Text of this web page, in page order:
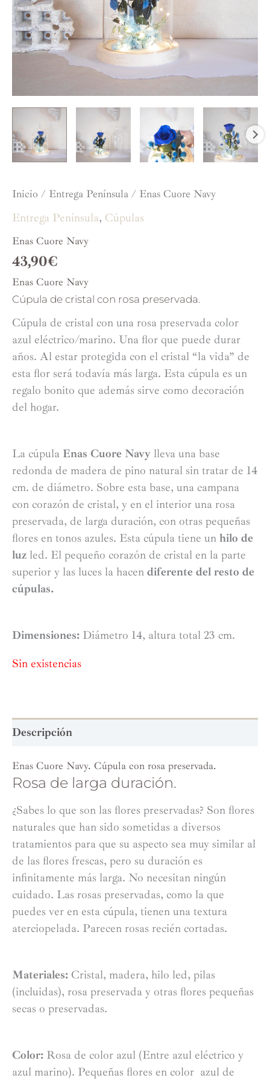
Inicio / Entrega Península / Enas Cuore Navy
Entrega Península, Cúpulas
Enas Cuore Navy
43,90€
Enas Cuore Navy
Cúpula de cristal con rosa preservada.
Cúpula de cristal con una rosa preservada color
azul eléctrico/marino. Una flor que puede durar
años. Al estar protegida con el cristal “la vida” de
esta flor será todavía más larga. Esta cúpula es un
regalo bonito que además sirve como decoración
del hogar.
La cúpula Enas Cuore Navy lleva una base
redonda de madera de pino natural sin tratar de 14
cm. de diámetro. Sobre esta base, una campana
con corazón de cristal, y en el interior una rosa
preservada, de larga duración, con otras pequeñas
flores en tonos azules. Esta cúpula tiene un hilo de
luz led. El pequeño corazón de cristal en la parte
superior y las luces la hacen diferente del resto de
cúpulas.
Dimensiones: Diámetro 14, altura total 23 cm.
Sin existencias
Descripción
Enas Cuore Navy. Cúpula con rosa preservada.
Rosa de larga duración.
¿Sabes lo que son las flores preservadas? Son flores
naturales que han sido sometidas a diversos
tratamientos para que su aspecto sea muy similar al
de las flores frescas, pero su duración es
infinitamente más larga. No necesitan ningún
cuidado. Las rosas preservadas, como la que
puedes ver en esta cúpula, tienen una textura
aterciopelada. Parecen rosas recién cortadas.
Materiales: Cristal, madera, hilo led, pilas
(incluidas), rosa preservada y otras flores pequeñas
secas o preservadas.
Color: Rosa de color azul (Entre azul eléctrico y
azul marino). Pequeñas flores en color azul de